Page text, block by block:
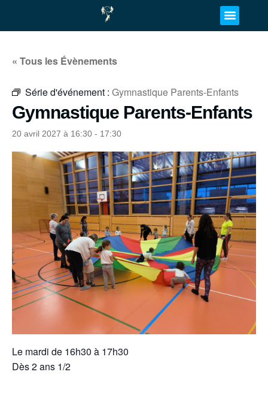
« Tous les Évènements
Série d'événement : Gymnastique Parents-Enfants
Gymnastique Parents-Enfants
20 avril 2027 à 16:30 - 17:30
Le mardi de 16h30 à 17h30
Dès 2 ans 1/2